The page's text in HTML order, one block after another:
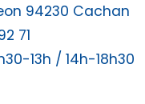
94230 Cachan
71
13h / 14h-18h30